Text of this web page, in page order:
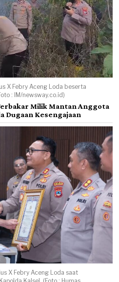
X Febry Aceng Loda beserta
: IM/newsway.co.id)
Milik Mantan Anggota
Dugaan Kesengajaan
X Febry Aceng Loda saat